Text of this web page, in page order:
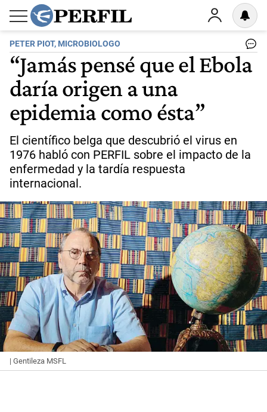
PETER PIOT, MICROBIOLOGO
“Jamás pensé que el Ebola
daría origen a una
epidemia como ésta”
El científico belga que descubrió el virus en
1976 habló con PERFIL sobre el impacto de la
enfermedad y la tardía respuesta
internacional.
| Gentileza MSFL